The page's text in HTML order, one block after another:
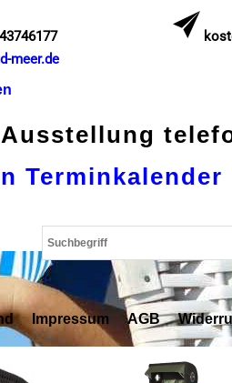
meer.de
Terminkalender
Impressum AGB